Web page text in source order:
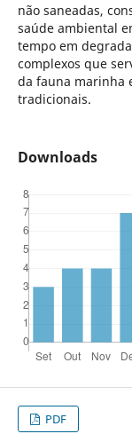
não saneadas,
saúde ambiental
tempo em
complexos que
da fauna marinha
tradicionais.
Downloads
PDF